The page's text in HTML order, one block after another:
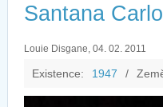
Santana
Louie Disgane, 04. 02. 2011
Existence: 1947 /